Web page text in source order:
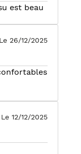
est beau
Le 26/12/2025
Le 12/12/2025